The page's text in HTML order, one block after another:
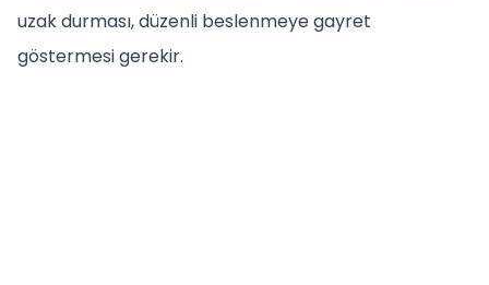
uzak durması, düzenli beslenmeye gayret
göstermesi gerekir.